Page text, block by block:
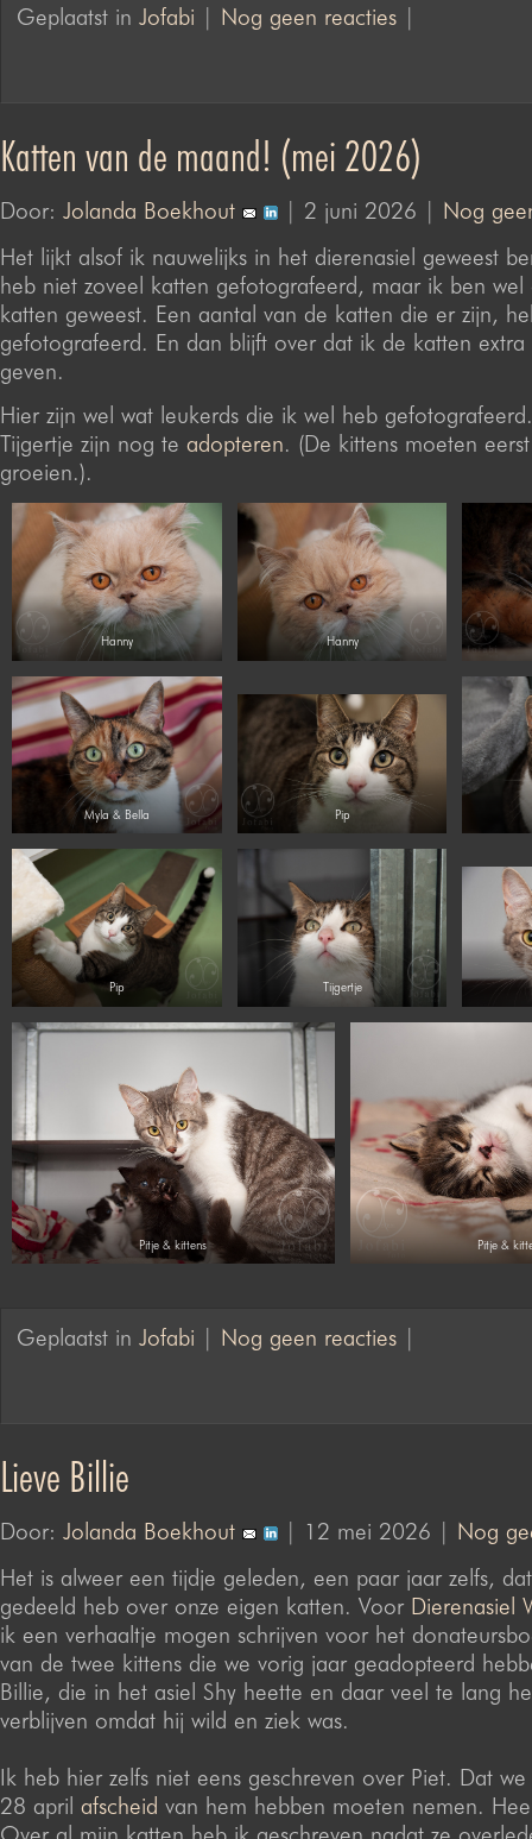
Geplaatst in Jofabi Nog geen reacties
Katten van de maand! (mei 2026)
Door: Jolanda Boekhout | 2 juni 2026 | Nog
Het lijkt alsof ik nauwelijks in het dierenasiel geweest
heb niet zoveel katten gefotografeerd, maar ik ben wel
katten geweest. Een aantal van de katten die er zijn,
gefotografeerd. En dan blijft over dat ik de katten
geven.
Hier zijn wel wat leukerds die ik wel heb
Tijgertje zijn nog te adopteren. (De kittens moeten
groeien.).
Hanny Hanny
Myla & Bella Pip
Pip Tijgertje
Pitje & kittens Pitje &
Geplaatst in Jofabi Nog geen reacties
Lieve Billie
Door: Jolanda Boekhout | 12 mei 2026 | Nog
Het is alweer een tijdje geleden, een paar jaar zelfs,
gedeeld heb over onze eigen katten. Voor Dierenasiel
ik een verhaaltje mogen schrijven voor het
van de twee kittens die we vorig jaar geadopteerd
Billie, die in het asiel Shy heette en daar veel te lang
verblijven omdat hij wild en ziek was.
Ik heb hier zelfs niet eens geschreven over Piet. Dat
28 april afscheid van hem hebben moeten nemen.